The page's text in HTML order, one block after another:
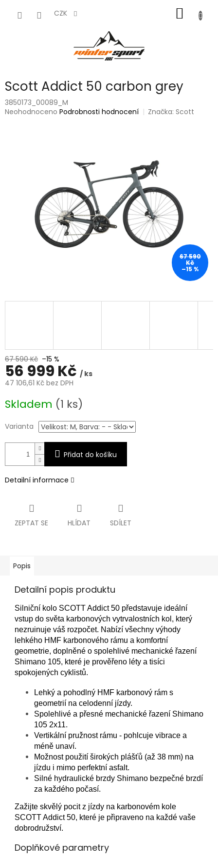
CZK
KOŠÍK
Scott Addict 50 carbon grey
3850173_00089_M
Průměrné
Neohodnoceno Podrobnosti hodnocení Značka:Scott
67 590
Kč
–15 %
67 590 Kč –15 %
56 999 Kč / ks
47 106,61 Kč bez DPH
cena:
Skladem (1 ks)
Varianta
Přidat do košíku
Detailní informace
ZEPTAT SE HLÍDAT SDÍLET
Popis
Detailní popis produktu
Silniční kolo SCOTT Addict 50 představuje ideální
vstup do světa karbonových vytrvalostních kol, který
nezruinuje váš rozpočet. Nabízí všechny výhody
lehkého HMF karbonového rámu a komfortní
geometrie, doplněné o spolehlivé mechanické řazení
Shimano 105, které je prověřeno léty a tisíci
spokojených cyklistů.
Lehký a pohodlný HMF karbonový rám s
geometrií na celodenní jízdy.
Spolehlivé a přesné mechanické řazení Shimano
105 2x11.
Vertikální pružnost rámu - pohlcuje vibrace a
méně unaví.
Možnost použití širokých plášťů (až 38 mm) na
jízdu i mimo perfektní asfalt.
Silné hydraulické brzdy Shimano bezpečné brzdí
za každého počasí.
Zažijte skvělý pocit z jízdy na karbonovém kole
SCOTT Addict 50, které je připraveno na každé vaše
dobrodružství.
Doplňkové parametry